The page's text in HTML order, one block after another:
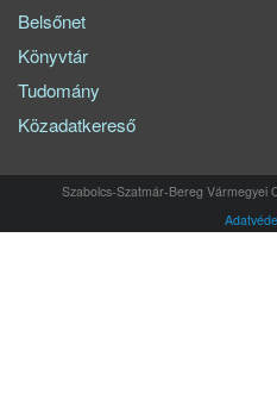
Belsőnet
Könyvtár
Tudomány
Közadatkereső
Szabolcs-Szatmár-Bereg Vármegyei